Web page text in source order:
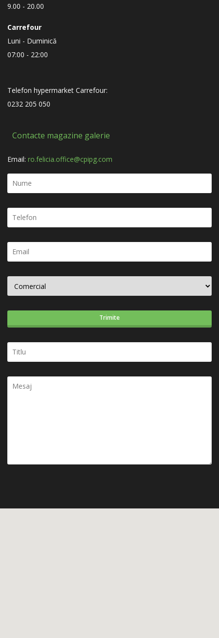
9.00 - 20.00
Carrefour
Luni - Duminică
07:00 - 22:00
Telefon hypermarket Carrefour:
0232 205 050
Contacte magazine galerie
Email: ro.felicia.office@cpipg.com
Trimite